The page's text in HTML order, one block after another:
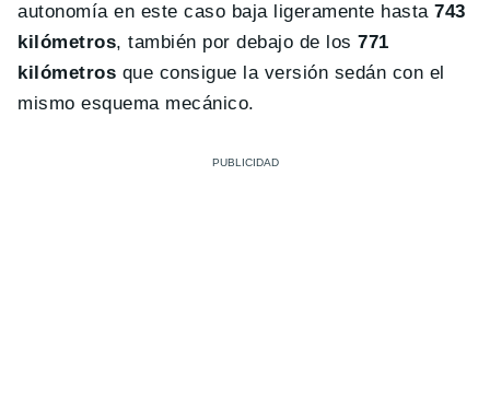
autonomía en este caso baja ligeramente hasta743
kilómetros, también por debajo de los771
kilómetros que consigue la versión sedán con el
mismo esquema mecánico.